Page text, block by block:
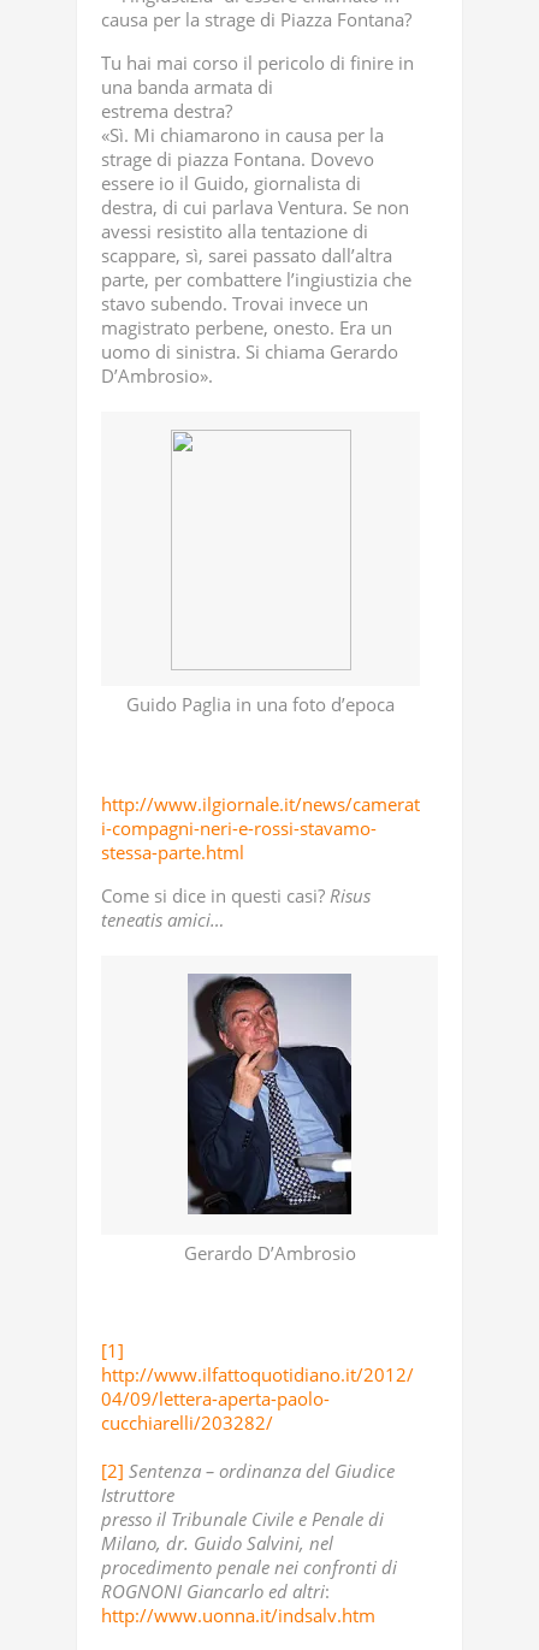
causa per la strage di Piazza Fontana?
Tu hai mai corso il pericolo di finire in
una banda armata di
estrema destra?
«Sì. Mi chiamarono in causa per la
strage di piazza Fontana. Dovevo
essere io il Guido, giornalista di
destra, di cui parlava Ventura. Se non
avessi resistito alla tentazione di
scappare, sì, sarei passato dall’altra
parte, per combattere l’ingiustizia che
stavo subendo. Trovai invece un
magistrato perbene, onesto. Era un
uomo di sinistra. Si chiama Gerardo
D’Ambrosio».
Guido Paglia in una foto d’epoca
http://www.ilgiornale.it/news/camerat
i-compagni-neri-e-rossi-stavamo-
stessa-parte.html
Come si dice in questi casi? Risus
teneatis amici…
Gerardo D’Ambrosio
[1]
http://www.ilfattoquotidiano.it/2012/
04/09/lettera-aperta-paolo-
cucchiarelli/203282/
[2] Sentenza – ordinanza del Giudice
Istruttore
presso il Tribunale Civile e Penale di
Milano, dr. Guido Salvini, nel
procedimento penale nei confronti di
ROGNONI Giancarlo ed altri:
http://www.uonna.it/indsalv.htm